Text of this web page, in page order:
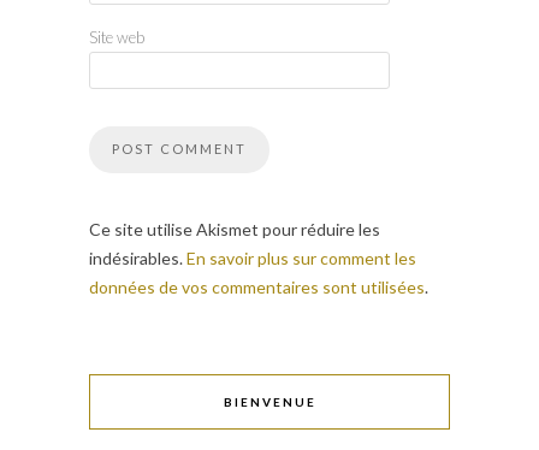
Site web
Ce site utilise Akismet pour réduire les
indésirables.En savoir plus sur comment les
données de vos commentaires sont utilisées.
BIENVENUE